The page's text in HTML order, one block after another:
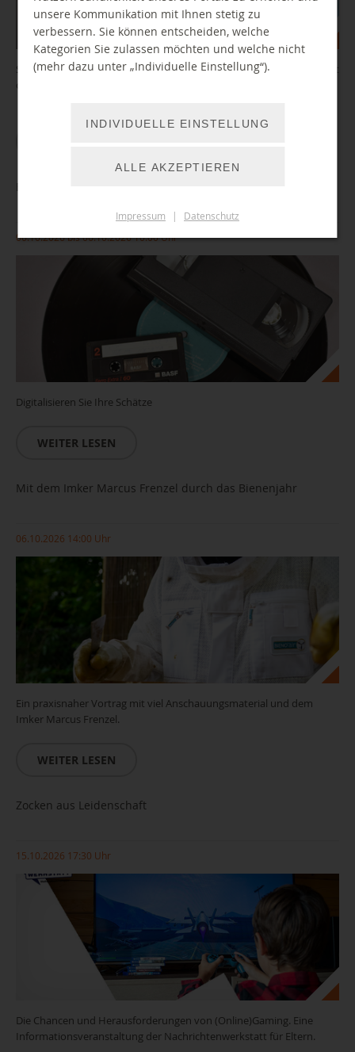
Sie wollten schon immer mal Geschichten aufnehmen, einen Podcast
oder ein Hörspiel produzieren?
06.10.2026 bis 06.10.2026 10:00 Uhr
Digitalisieren Sie Ihre Schätze
WEITER LESEN
Mit dem Imker Marcus Frenzel durch das Bienenjahr
06.10.2026 14:00 Uhr
Ein praxisnaher Vortrag mit viel Anschauungsmaterial und dem
Imker Marcus Frenzel.
WEITER LESEN
Zocken aus Leidenschaft
15.10.2026 17:30 Uhr
Die Chancen und Herausforderungen von (Online)Gaming. Eine
Informationsveranstaltung der Nachrichtenwerkstatt für Eltern.
unsere Kommunikation mit Ihnen stetig zu
verbessern. Sie können entscheiden, welche
Kategorien Sie zulassen möchten und welche nicht
(mehr dazu unter „Individuelle Einstellung“).
INDIVIDUELLE EINSTELLUNG
ALLE AKZEPTIEREN
Impressum | Datenschutz